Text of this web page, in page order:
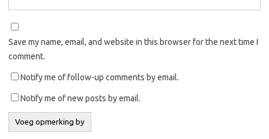
Save my name, email, and website in this browser for the next time I
comment.
Notify me of follow-up comments by email.
Notify me of new posts by email.